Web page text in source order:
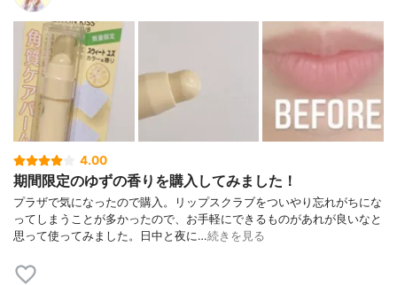
4.00
期間限定のゆずの香りを購入してみました！
プラザで気になったので購入。リップスクラブをついやり忘れがちにな
ってしまうことが多かったので、お手軽にできるものがあれが良いなと
思って使ってみました。日中と夜に…続きを見る